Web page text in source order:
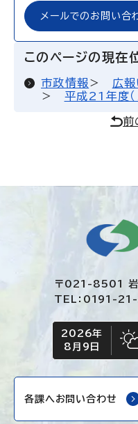
メールでのお問い合
このページの現在
市政情報
広報
平成21年度
前
〒021-8501 岩
TEL：0191-21-
今日の日付
2026年
8月9日
今
晴
各課へお問い合わせ